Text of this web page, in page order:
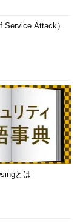
Service Attack）
とは